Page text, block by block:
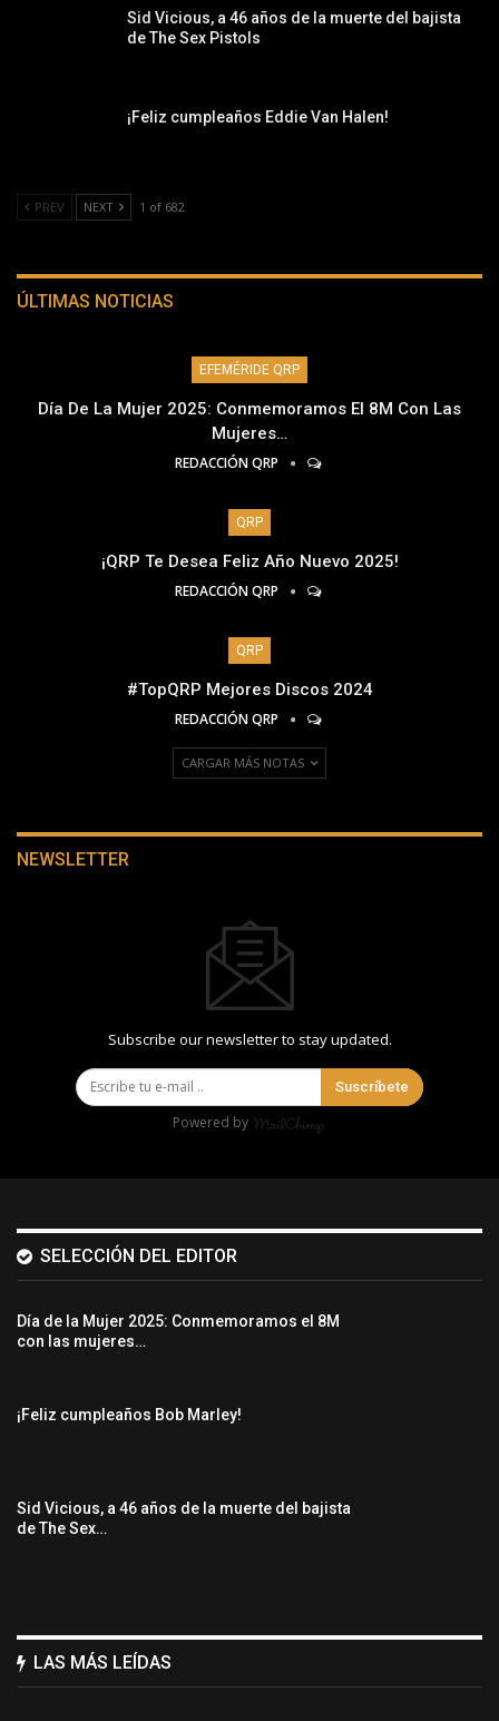
Sid Vicious, a 46 años de la muerte del bajista
de The Sex Pistols
¡Feliz cumpleaños Eddie Van Halen!
PREV NEXT 1 of 682
ÚLTIMAS NOTICIAS
EFEMÉRIDE QRP
Día De La Mujer 2025: Conmemoramos El 8M Con Las
Mujeres…
REDACCIÓN QRP
QRP
¡QRP Te Desea Feliz Año Nuevo 2025!
REDACCIÓN QRP
QRP
#TopQRP Mejores Discos 2024
REDACCIÓN QRP
CARGAR MÁS NOTAS
NEWSLETTER
Subscribe our newsletter to stay updated.
Suscríbete
Powered by
SELECCIÓN DEL EDITOR
Día de la Mujer 2025: Conmemoramos el 8M
con las mujeres…
¡Feliz cumpleaños Bob Marley!
Sid Vicious, a 46 años de la muerte del bajista
de The Sex…
LAS MÁS LEÍDAS